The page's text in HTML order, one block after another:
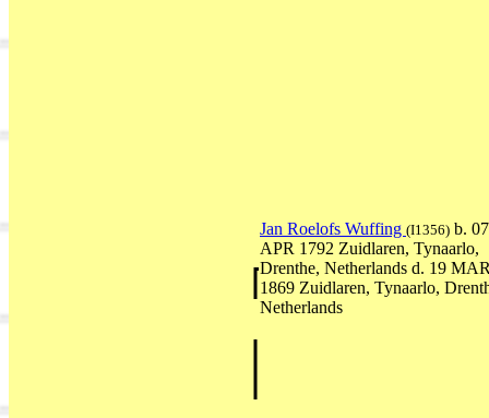
Jan Roelofs Wuffing (I1356) b. 07
APR 1792 Zuidlaren, Tynaarlo,
Drenthe, Netherlands d. 19
1869 Zuidlaren, Tynaarlo,
Netherlands